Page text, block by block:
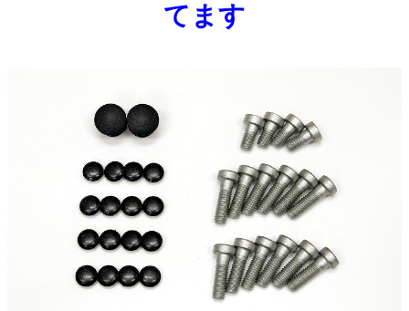
てます